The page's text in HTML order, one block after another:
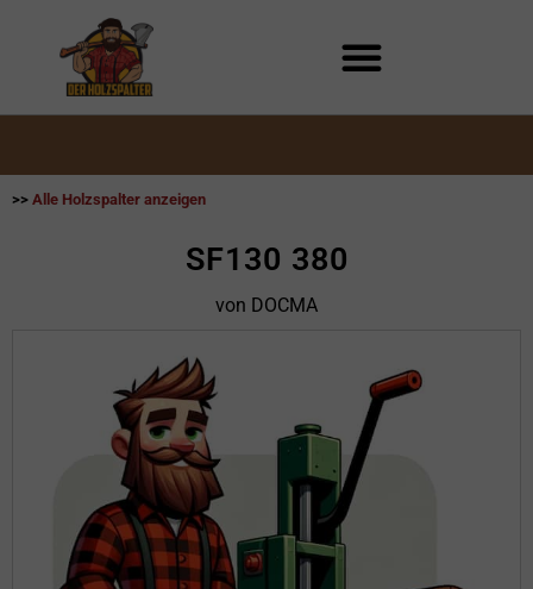
>> Alle Holzspalter anzeigen
SF130 380
von DOCMA